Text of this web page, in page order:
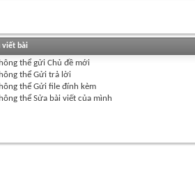
viết bài
thểgửi Chủ đề mới
thểGửi trả lời
thểGửi file đính kèm
thểSửa bài viết của mình